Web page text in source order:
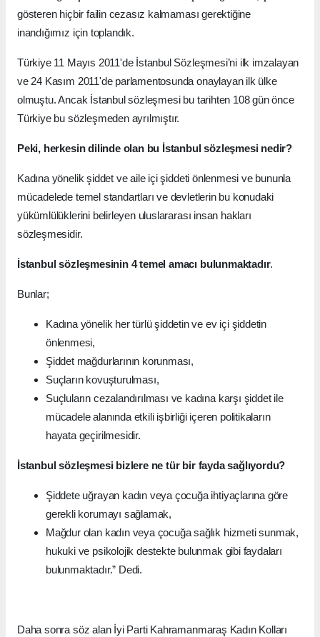
gösteren hiçbir failin cezasız kalmaması gerektiğine
inandığımız için toplandık.
Türkiye 11 Mayıs 2011'de İstanbul Sözleşmesi’ni ilk imzalayan
ve 24 Kasım 2011'de parlamentosunda onaylayan ilk ülke
olmuştu. Ancak İstanbul sözleşmesi bu tarihten 108 gün önce
Türkiye bu sözleşmeden ayrılmıştır.
Peki, herkesin dilinde olan bu İstanbul sözleşmesi nedir?
Kadına yönelik şiddet ve aile içi şiddeti önlenmesi ve bununla
mücadelede temel standartları ve devletlerin bu konudaki
yükümlülüklerini belirleyen uluslararası insan hakları
sözleşmesidir.
İstanbul sözleşmesinin 4 temel amacı bulunmaktadır.
Bunlar;
Kadına yönelik her türlü şiddetin ve ev içi şiddetin
önlenmesi,
Şiddet mağdurlarının korunması,
Suçların kovuşturulması,
Suçluların cezalandırılması ve kadına karşı şiddet ile
mücadele alanında etkili işbirliği içeren politikaların
hayata geçirilmesidir.
İstanbul sözleşmesi bizlere ne tür bir fayda sağlıyordu?
Şiddete uğrayan kadın veya çocuğa ihtiyaçlarına göre
gerekli korumayı sağlamak,
Mağdur olan kadın veya çocuğa sağlık hizmeti sunmak,
hukuki ve psikolojik destekte bulunmak gibi faydaları
bulunmaktadır.” Dedi.
Daha sonra söz alan İyi Parti Kahramanmaraş Kadın Kolları